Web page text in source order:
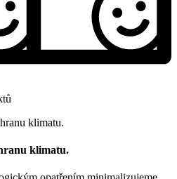
klimatu.